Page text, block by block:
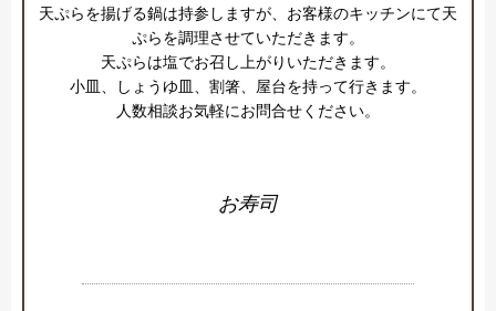
天ぷらを揚げる鍋は持参しますが、お客様のキッチンにて天
ぷらを調理させていただきます。
天ぷらは塩でお召し上がりいただきます。
小皿、しょうゆ皿、割箸、屋台を持って行きます。
人数相談お気軽にお問合せください。
お寿司